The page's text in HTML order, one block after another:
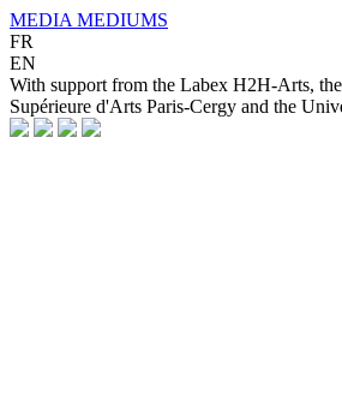
MEDIA MEDIUMS
FR
EN
With support from the Labex H2H-Arts,
Supérieure d'Arts Paris-Cergy and the